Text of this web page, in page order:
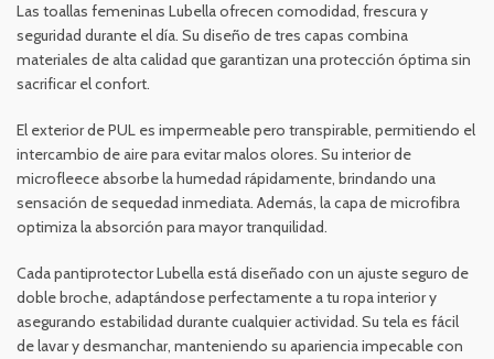
Las toallas femeninas Lubella ofrecen comodidad, frescura y
seguridad durante el día. Su diseño de tres capas combina
materiales de alta calidad que garantizan una protección óptima sin
sacrificar el confort.
El exterior de PUL es impermeable pero transpirable, permitiendo el
intercambio de aire para evitar malos olores. Su interior de
microfleece absorbe la humedad rápidamente, brindando una
sensación de sequedad inmediata. Además, la capa de microfibra
optimiza la absorción para mayor tranquilidad.
Cada pantiprotector Lubella está diseñado con un ajuste seguro de
doble broche, adaptándose perfectamente a tu ropa interior y
asegurando estabilidad durante cualquier actividad. Su tela es fácil
de lavar y desmanchar, manteniendo su apariencia impecable con